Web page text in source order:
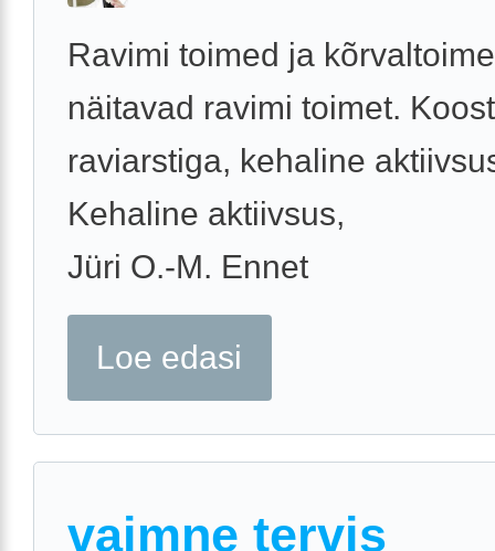
Ravimi toimed ja
näitavad ravimi toimet.
raviarstiga, kehaline
Kehaline aktiivsus,
Jüri O.-M. Ennet
Loe edasi
vaimne tervis